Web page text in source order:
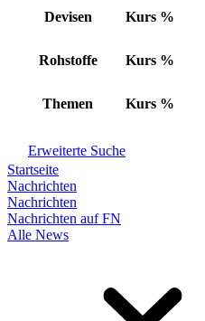
Devisen Kurs %
Rohstoffe Kurs %
Themen Kurs %
Erweiterte Suche
Startseite
Nachrichten
Nachrichten
Nachrichten auf FN
Alle News